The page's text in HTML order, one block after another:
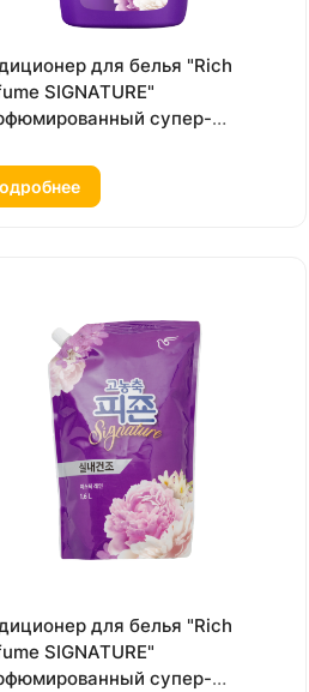
для белья "Rich
SIGNATURE"
супер-
с ароматом «Тайны
2 л
для белья "Rich
SIGNATURE"
супер-